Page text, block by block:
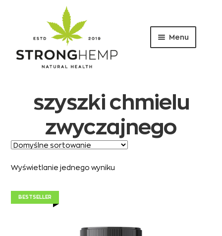
Przejdź
do
nawigacji
Przejdź
do
Menu
szyszki chmielu
zwyczajnego
Wyświetlanie jednego wyniku
BESTSELLER